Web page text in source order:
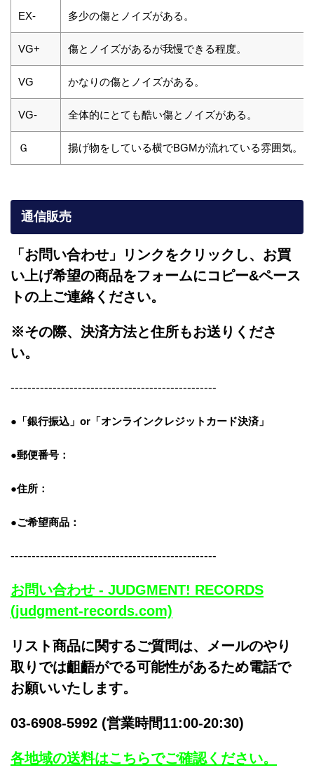
EX- 多少の傷とノイズがある。
VG+ 傷とノイズがあるが我慢できる程度。
VG かなりの傷とノイズがある。
VG- 全体的にとても酷い傷とノイズがある。
Ｇ 揚げ物をしている横でBGMが流れている雰囲気。
通信販売
「お問い合わせ」リンクをクリックし、 お買
い上げ希望の商品をフォームにコピー&ペース
トの上ご連絡ください。
※その際、決済方法と住所もお送りくださ
い。
-------------------------------------------------
●「銀行振込」or「オンラインクレジットカード決済」
●郵便番号：
●住所：
●ご希望商品：
-------------------------------------------------
お問い合わせ - JUDGMENT! RECORDS
(judgment-records.com)
リスト商品に関するご質問は、メールのやり
取りでは齟齬がでる可能性があるため電話で
お願いいたします。
03-6908-5992 (営業時間11:00-20:30)
各地域の送料はこちらでご確認ください。